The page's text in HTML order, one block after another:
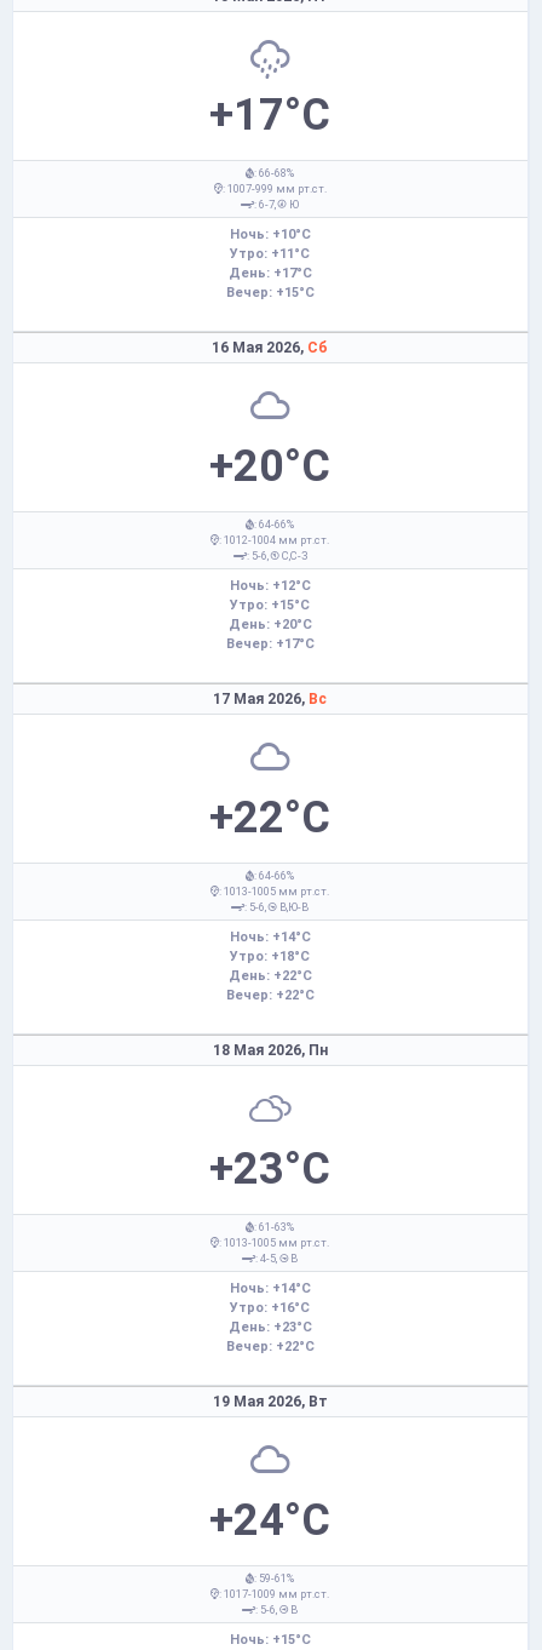
+17°C
: 66-68%
: 1007-999 мм рт.ст.
: 6-7,
Ю
Ночь: +10°C
Утро: +11°C
День: +17°C
Вечер: +15°C
16 Мая 2026, Сб
+20°C
: 64-66%
: 1012-1004 мм рт.ст.
: 5-6,
С,С-З
Ночь: +12°C
Утро: +15°C
День: +20°C
Вечер: +17°C
17 Мая 2026, Вс
+22°C
: 64-66%
: 1013-1005 мм рт.ст.
: 5-6,
В,Ю-В
Ночь: +14°C
Утро: +18°C
День: +22°C
Вечер: +22°C
18 Мая 2026, Пн
+23°C
: 61-63%
: 1013-1005 мм рт.ст.
: 4-5,
В
Ночь: +14°C
Утро: +16°C
День: +23°C
Вечер: +22°C
19 Мая 2026, Вт
+24°C
: 59-61%
: 1017-1009 мм рт.ст.
: 5-6,
В
Ночь: +15°C